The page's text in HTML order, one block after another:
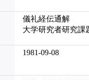
儀礼経伝通解
大学研究者研究課
1981-09-08